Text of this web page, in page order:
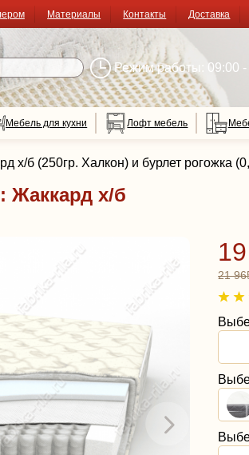
Материалы Контакты Доставка
Режим работы: 09:00 -
Мебель для кухни Лофт мебель
х/б (250гр. Халкон) и бурлет рогожка
Жаккард х/б
21